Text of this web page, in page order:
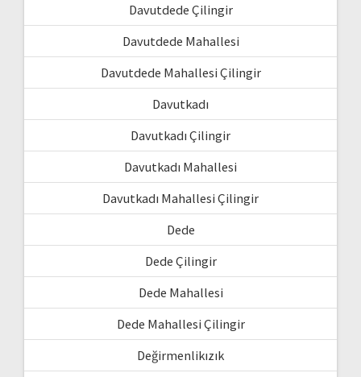
Davutdede Çilingir
Davutdede Mahallesi
Davutdede Mahallesi Çilingir
Davutkadı
Davutkadı Çilingir
Davutkadı Mahallesi
Davutkadı Mahallesi Çilingir
Dede
Dede Çilingir
Dede Mahallesi
Dede Mahallesi Çilingir
Değirmenlikızık